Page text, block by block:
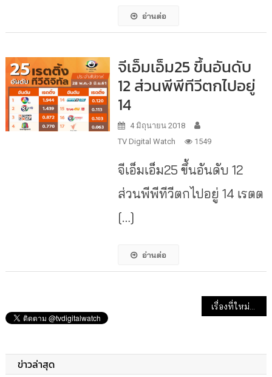
อ่านต่อ
จีเอ็มเอ็ม25 ขึ้นอันดับ
12 ส่วนพีพีทีวีตกไปอยู่
14
4 มิถุนายน 2018
TV Digital Watch
1549
จีเอ็มเอ็ม25 ขึ้นอันดับ 12
ส่วนพีพีทีวีตกไปอยู่ 14 เรตต
[…]
อ่านต่อ
เรื่องที่ใหม่กว่า
ข่าวล่าสุด